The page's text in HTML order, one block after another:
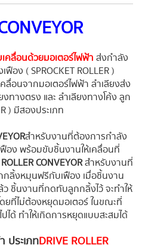
คลื่อนด้วยมอเตอร์ไฟฟ้า ส่งกำลัง
อง ( SPROCKET ROLLER )
ลื่อนจากมอเตอร์ไฟฟ้า ลำเลียงส่ง
ทางตรง และ ลำเลียงทางโค้ง ลูก
) มีสองประเภท
สำหรับงานที่ต้องการกำลัง
ง พร้อมขับชิ้นงานให้เคลื่อนที่
CONVEYORสำหรับงานที่
ลิ้งหมุนฟรีกับเฟือง เมื่อชิ้นงาน
ชิ้นงานที่กดทับลูกกลิ้งไว้ จะทำให้
ที่ไม่ต้องหยุดมอเตอร์ ในขณะที่
ด้ ทำให้เกิดการหยุดแบบสะสมได้
ประเภทDRIVE ROLLER